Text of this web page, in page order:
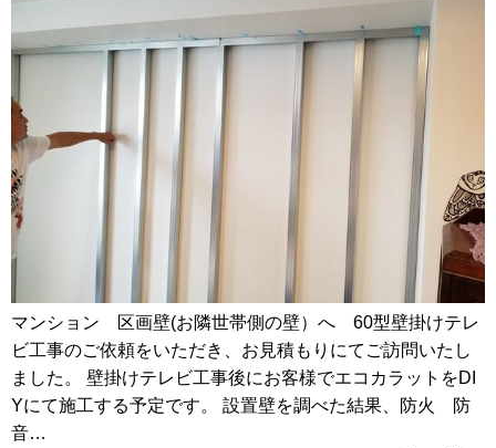
マンション 区画壁(お隣世帯側の壁）へ 60型壁掛けテレ
ビ工事のご依頼をいただき、お見積もりにてご訪問いたし
ました。 壁掛けテレビ工事後にお客様でエコカラットをDI
Yにて施工する予定です。 設置壁を調べた結果、防火 防
音…